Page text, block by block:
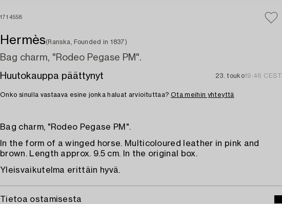
1714558
Hermès(Ranska, Founded in 1837)
Bag charm, "Rodeo Pegase PM".
Huutokauppa päättynyt
23. touko19:46 CEST
Onko sinulla vastaava esine jonka haluat arvioituttaa? Ota meihin yhteyttä
Bag charm, "Rodeo Pegase PM".
In the form of a winged horse. Multicoloured leather in pink and
brown. Length approx. 9.5 cm. In the original box.
Yleisvaikutelma erittäin hyvä.
Tietoa ostamisesta